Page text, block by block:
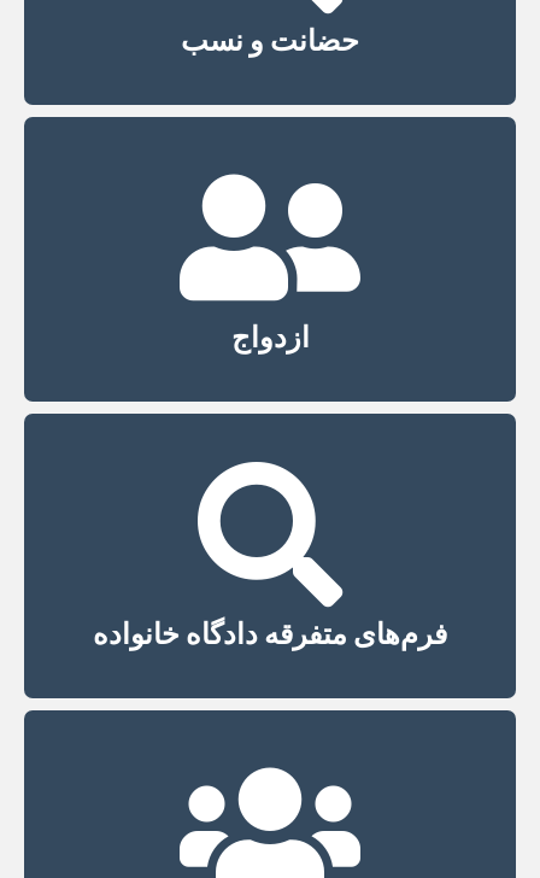
حضانت و نسب
ازدواج
فرم‌های متفرقه دادگاه خانواده